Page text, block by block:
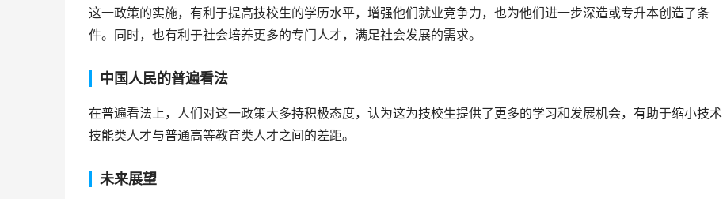
这一政策的实施，有利于提高技校生的学历水平，增强他们就业竞争力，也为他们进一步深造或专升本创造了条
件。同时，也有利于社会培养更多的专门人才，满足社会发展的需求。
中国人民的普遍看法
在普遍看法上，人们对这一政策大多持积极态度，认为这为技校生提供了更多的学习和发展机会，有助于缩小技术
技能类人才与普通高等教育类人才之间的差距。
未来展望